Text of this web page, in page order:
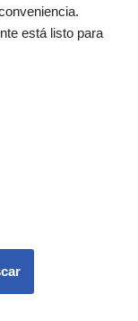
está listo para